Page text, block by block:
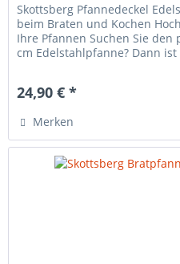
Skottsberg Pfannedeckel
beim Braten und Kochen
Ihre Pfannen Suchen Sie
cm Edelstahlpfanne? Dann
24,90 € *
Merken